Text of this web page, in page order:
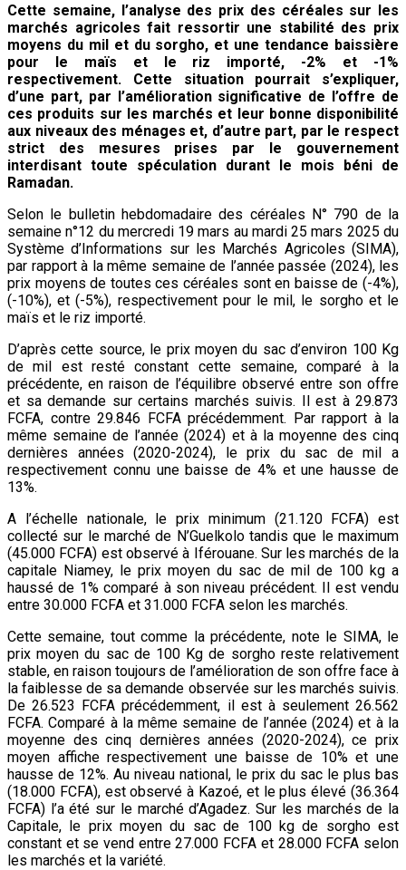
Cette semaine, l’analyse des prix des céréales sur les
marchés agricoles fait ressortir une stabilité des prix
moyens du mil et du sorgho, et une tendance baissière
pour le maïs et le riz importé, -2% et -1%
respectivement. Cette situation pourrait s’expliquer,
d’une part, par l’amélioration significative de l’offre de
ces produits sur les marchés et leur bonne disponibilité
aux niveaux des ménages et, d’autre part, par le respect
strict des mesures prises par le gouvernement
interdisant toute spéculation durant le mois béni de
Ramadan.
Selon le bulletin hebdomadaire des céréales N° 790 de la
semaine n°12 du mercredi 19 mars au mardi 25 mars 2025 du
Système d’Informations sur les Marchés Agricoles (SIMA),
par rapport à la même semaine de l’année passée (2024), les
prix moyens de toutes ces céréales sont en baisse de (-4%),
(-10%), et (-5%), respectivement pour le mil, le sorgho et le
maïs et le riz importé.
D’après cette source, le prix moyen du sac d’environ 100 Kg
de mil est resté constant cette semaine, comparé à la
précédente, en raison de l’équilibre observé entre son offre
et sa demande sur certains marchés suivis. Il est à 29.873
FCFA, contre 29.846 FCFA précédemment. Par rapport à la
même semaine de l’année (2024) et à la moyenne des cinq
dernières années (2020-2024), le prix du sac de mil a
respectivement connu une baisse de 4% et une hausse de
13%.
A l’échelle nationale, le prix minimum (21.120 FCFA) est
collecté sur le marché de N’Guelkolo tandis que le maximum
(45.000 FCFA) est observé à Iférouane. Sur les marchés de la
capitale Niamey, le prix moyen du sac de mil de 100 kg a
haussé de 1% comparé à son niveau précédent. Il est vendu
entre 30.000 FCFA et 31.000 FCFA selon les marchés.
Cette semaine, tout comme la précédente, note le SIMA, le
prix moyen du sac de 100 Kg de sorgho reste relativement
stable, en raison toujours de l’amélioration de son offre face à
la faiblesse de sa demande observée sur les marchés suivis.
De 26.523 FCFA précédemment, il est à seulement 26.562
FCFA. Comparé à la même semaine de l’année (2024) et à la
moyenne des cinq dernières années (2020-2024), ce prix
moyen affiche respectivement une baisse de 10% et une
hausse de 12%. Au niveau national, le prix du sac le plus bas
(18.000 FCFA), est observé à Kazoé, et le plus élevé (36.364
FCFA) l’a été sur le marché d’Agadez. Sur les marchés de la
Capitale, le prix moyen du sac de 100 kg de sorgho est
constant et se vend entre 27.000 FCFA et 28.000 FCFA selon
les marchés et la variété.